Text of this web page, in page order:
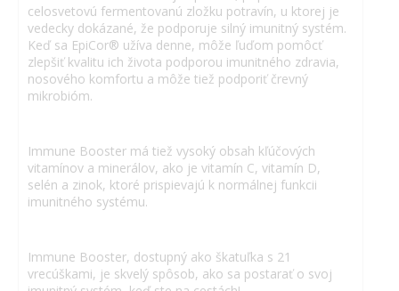
celosvetovú fermentovanú zložku potravín, u ktorej je
vedecky dokázané, že podporuje silný imunitný systém.
Keď sa EpiCor® užíva denne, môže ľuďom pomôcť
zlepšiť kvalitu ich života podporou imunitného zdravia,
nosového komfortu a môže tiež podporiť črevný
mikrobióm.
Immune Booster má tiež vysoký obsah kľúčových
vitamínov a minerálov, ako je vitamín C, vitamín D,
selén a zinok, ktoré prispievajú k normálnej funkcii
imunitného systému.
Immune Booster, dostupný ako škatuľka s 21
vrecúškami, je skvelý spôsob, ako sa postarať o svoj